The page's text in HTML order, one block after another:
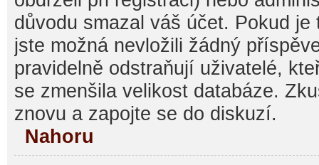
důvodu smazal váš účet. Pokud
jste možná nevložili žádný
pravidelně odstraňují uživatelé,
se zmenšila velikost databáze.
znovu a zapojte se do diskuzí.
Nahoru